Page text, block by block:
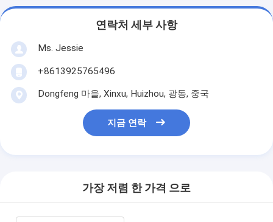
연락처 세부 사항
Ms. Jessie
+8613925765496
Dongfeng 마을, Xinxu, Huizhou, 광동, 중국
지금 연락
가장 저렴 한 가격 으로